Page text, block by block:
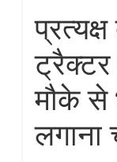
मौके से
लगाना